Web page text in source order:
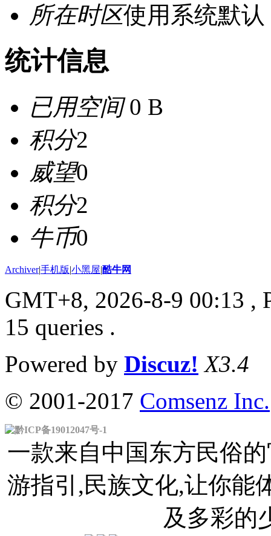
所在时区使用系统默认
统计信息
已用空间0 B
积分2
威望0
积分2
牛币0
Archiver|手机版|小黑屋|酷牛网
GMT+8, 2026-8-9 00:13 ,
15 queries .
Powered by Discuz! X3.4
© 2001-2017 Comsenz Inc.
黔ICP备19012047号-1
一款来自中国东方民俗
游指引,民族文化,让你能
及多彩的